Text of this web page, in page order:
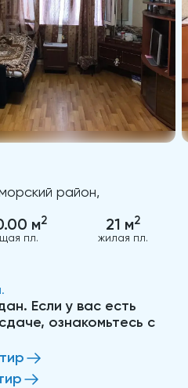
район,
м2
пл.
21 м2
жилая пл.
Если у вас есть
ознакомьтесь с